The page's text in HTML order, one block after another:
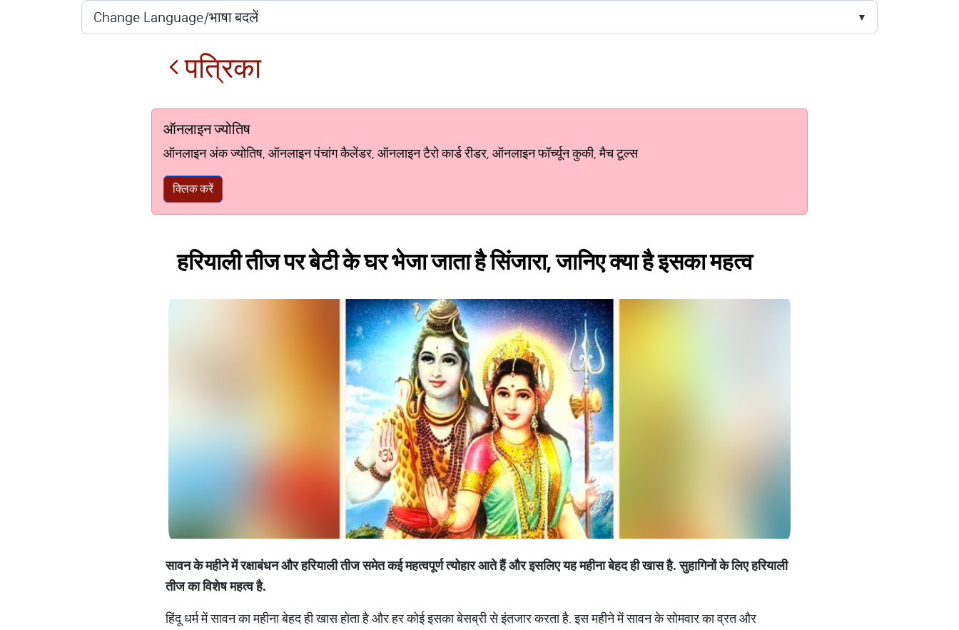
पत्रिका
ऑनलाइन ज्योतिष
ऑनलाइन अंक ज्योतिष, ऑनलाइन पंचांग कैलेंडर, ऑनलाइन टैरो कार्ड रीडर, ऑनलाइन फॉर्च्यून कुकी, मैच टूल्स
क्लिक करें
हरियाली तीज पर बेटी के घर भेजा जाता है सिंजारा, जानिए क्या है इसका महत्व
सावन के महीने में रक्षाबंधन और ​हरियाली तीज समेत कई महत्वपूर्ण त्योहार आते हैं और इसलिए यह महीना बेहद ही खास है. सु​हागिनों के लिए हरियाली
तीज का विशेष महत्व है.
हिंदू धर्म में सावन का महीना बेहद ही खास होता है और हर कोई इसका बेसब्री से इंतजार करता है. इस महीने में सावन के सोमवार का व्रत और